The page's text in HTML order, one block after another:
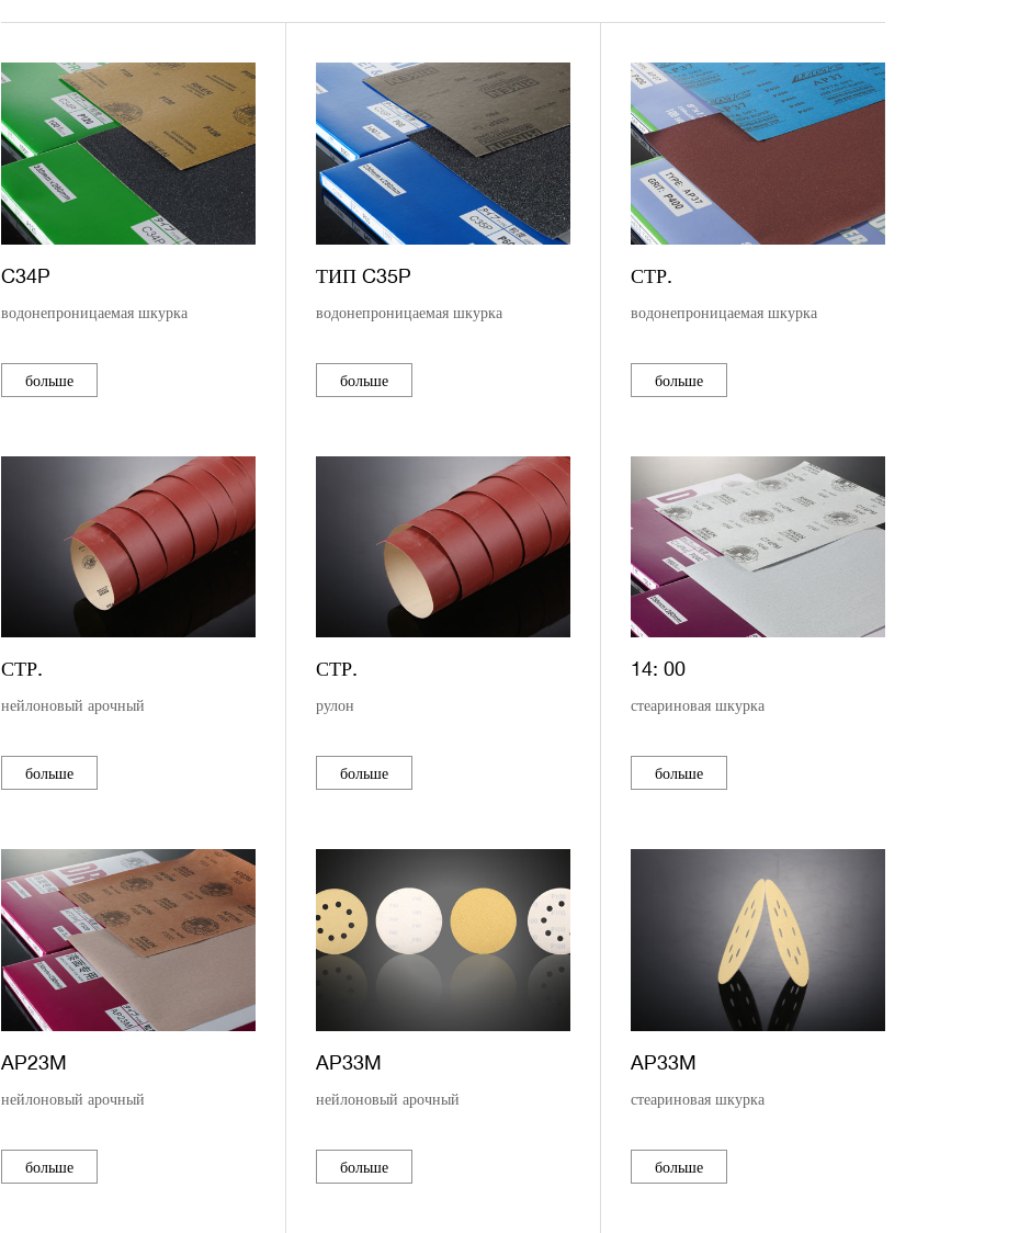
C34P
водонепроницаемая шкурка
больше
ТИП C35P
водонепроницаемая шкурка
больше
СТР.
водонепроницаемая шкурка
больше
СТР.
нейлоновый арочный
больше
СТР.
рулон
больше
14: 00
стеариновая шкурка
больше
AP23M
нейлоновый арочный
больше
AP33M
нейлоновый арочный
больше
AP33M
стеариновая шкурка
больше